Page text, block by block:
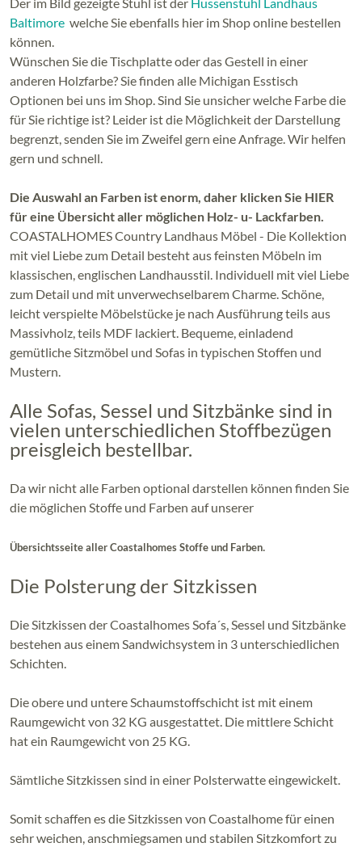
Der im Bild gezeigte Stuhl ist der Hussenstuhl Landhaus
Baltimore welche Sie ebenfalls hier im Shop online bestellen
können.
Wünschen Sie die Tischplatte oder das Gestell in einer
anderen Holzfarbe? Sie finden alle Michigan Esstisch
Optionen bei uns im Shop. Sind Sie unsicher welche Farbe die
für Sie richtige ist? Leider ist die Möglichkeit der Darstellung
begrenzt, senden Sie im Zweifel gern eine Anfrage. Wir helfen
gern und schnell.
Die Auswahl an Farben ist enorm, daher klicken Sie HIER
für eine Übersicht aller möglichen Holz- u- Lackfarben.
COASTALHOMES Country Landhaus Möbel - Die Kollektion
mit viel Liebe zum Detail besteht aus feinsten Möbeln im
klassischen, englischen Landhausstil. Individuell mit viel Liebe
zum Detail und mit unverwechselbarem Charme. Schöne,
leicht verspielte Möbelstücke je nach Ausführung teils aus
Massivholz, teils MDF lackiert. Bequeme, einladend
gemütliche Sitzmöbel und Sofas in typischen Stoffen und
Mustern.
Alle Sofas, Sessel und Sitzbänke sind in
vielen unterschiedlichen Stoffbezügen
preisgleich bestellbar.
Da wir nicht alle Farben optional darstellen können finden Sie
die möglichen Stoffe und Farben auf unserer
Übersichtsseite aller Coastalhomes Stoffe und Farben.
Die Polsterung der Sitzkissen
Die Sitzkissen der Coastalhomes Sofa´s, Sessel und Sitzbänke
bestehen aus einem Sandwichsystem in 3 unterschiedlichen
Schichten.
Die obere und untere Schaumstoffschicht ist mit einem
Raumgewicht von 32 KG ausgestattet. Die mittlere Schicht
hat ein Raumgewicht von 25 KG.
Sämtliche Sitzkissen sind in einer Polsterwatte eingewickelt.
Somit schaffen es die Sitzkissen von Coastalhome für einen
sehr weichen, anschmiegsamen und stabilen Sitzkomfort zu